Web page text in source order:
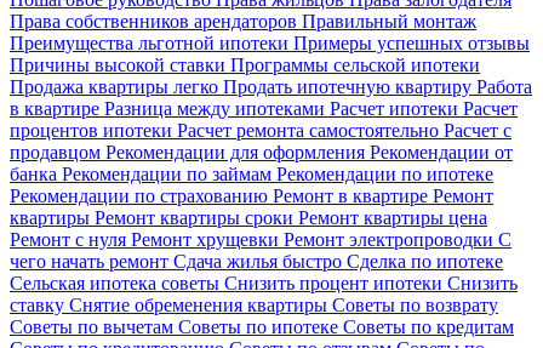
Права собственников арендаторов Правильный монтаж
Преимущества льготной ипотеки Примеры успешных отзывы
Причины высокой ставки Программы сельской ипотеки
Продажа квартиры легко Продать ипотечную квартиру Работа
в квартире Разница между ипотеками Расчет ипотеки Расчет
процентов ипотеки Расчет ремонта самостоятельно Расчет с
продавцом Рекомендации для оформления Рекомендации от
банка Рекомендации по займам Рекомендации по ипотеке
Рекомендации по страхованию Ремонт в квартире Ремонт
квартиры Ремонт квартиры сроки Ремонт квартиры цена
Ремонт с нуля Ремонт хрущевки Ремонт электропроводки С
чего начать ремонт Сдача жилья быстро Сделка по ипотеке
Сельская ипотека советы Снизить процент ипотеки Снизить
ставку Снятие обременения квартиры Советы по возврату
Советы по вычетам Советы по ипотеке Советы по кредитам